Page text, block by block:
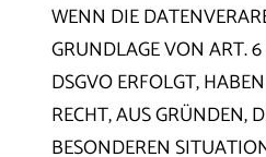
WENN DIE
GRUNDLAGE VON ART. 6
DSGVO ERFOLGT,
RECHT, AUS GRÜNDEN,
BESONDEREN